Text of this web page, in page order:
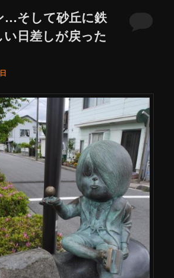
そして砂丘に鉄
日差しが戻った